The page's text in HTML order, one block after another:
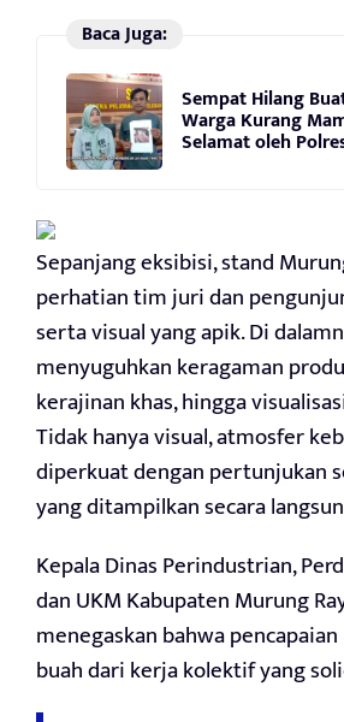
Baca Juga:
Sempat Hilang
Warga Kurang
Selamat oleh
Sepanjang eksibisi, stand
perhatian tim juri dan
serta visual yang apik. Di
menyuguhkan keragaman
kerajinan khas, hingga
Tidak hanya visual, atmosfer
diperkuat dengan pertunjukan
yang ditampilkan secara
Kepala Dinas Perindustrian,
dan UKM Kabupaten Murung
menegaskan bahwa
buah dari kerja kolektif yang